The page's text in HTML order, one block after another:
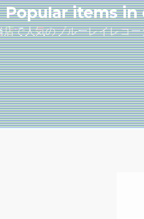
Popular items in
店で人気のブルーレイレコ